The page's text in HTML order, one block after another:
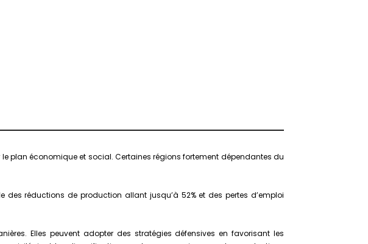
plan économique et social. Certaines régions fortement dépendantes du
des réductions de production allant jusqu’à 52% et des pertes d’emploi
Elles peuvent adopter des stratégies défensives en favorisant les